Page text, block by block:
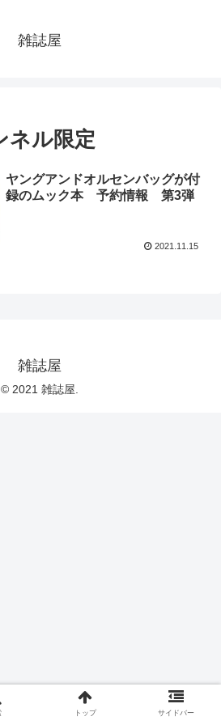
雑誌屋
ネル限定
ヤングアンドオルセンバッグが付
録のムック本 予約情報 第3弾
2021.11.15
雑誌屋
© 2021 雑誌屋.
トップ サイドバー